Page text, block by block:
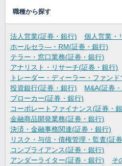
職種から探す
法人営業(証券・銀行)
個人営業・
ホールセラ―・RM(証券・銀行)
テラー・窓口業務(証券・銀行)
アナリスト・リサーチ(証券・銀行)
トレーダー・ディーラー・ファン
投資銀行(証券・銀行)
M&A(証券
ブローカー(証券・銀行)
コーポレートファイナンス(証券・
金融商品開発業務(証券・銀行)
決済・金融事務関連(証券・銀行)
リスク・与信・債権管理・監査(証
コンプライアンス(証券・銀行)
アンダーライター(証券・銀行)
そ